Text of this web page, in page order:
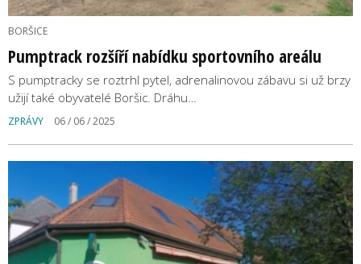
BORŠICE
Pumptrack rozšíří nabídku sportovního areálu
S pumptracky se roztrhl pytel, adrenalinovou zábavu si už brzy
užijí také obyvatelé Boršic. Dráhu…
ZPRÁVY 06 / 06 / 2025